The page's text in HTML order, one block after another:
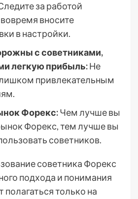
за работой
вносите
в настройки.
с советниками,
легкую прибыль:Не
привлекательным
Форекс:Чем лучше вы
Форекс, тем лучше вы
советников.
советника Форекс
подхода и понимания
полагаться только на